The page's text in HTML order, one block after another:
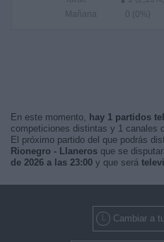
Mañana
0 (0%)
En este momento, hay 1 partidos
competiciones distintas y 1 canales
El próximo partido del que podrás
Rionegro - Llaneros que se
de 2026 a las 23:00 y que será
Cambiar a